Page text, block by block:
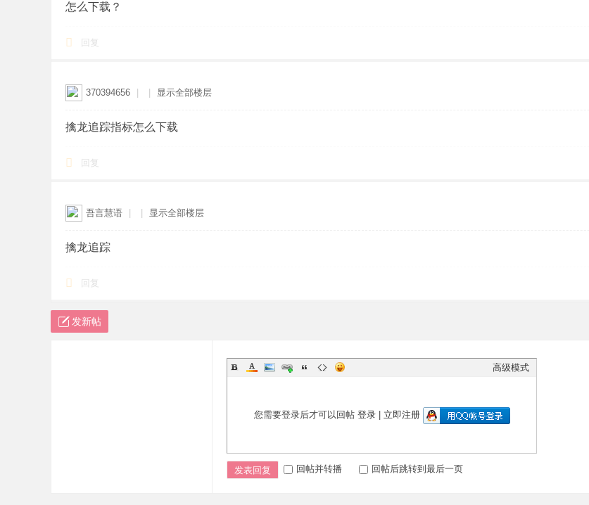
怎么下载？
回复
370394656 显示全部楼层
擒龙追踪指标怎么下载
回复
吾言慧语 显示全部楼层
擒龙追踪
回复
发新帖
高级模式
您需要登录后才可以回帖 登录| 立即注册
发表回复 回帖并转播 回帖后跳转到最后一页